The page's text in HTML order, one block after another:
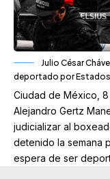
Julio César
deportado por
Ciudad de México, 8
Alejandro Gertz
judicializar al
detenido la semana
espera de ser